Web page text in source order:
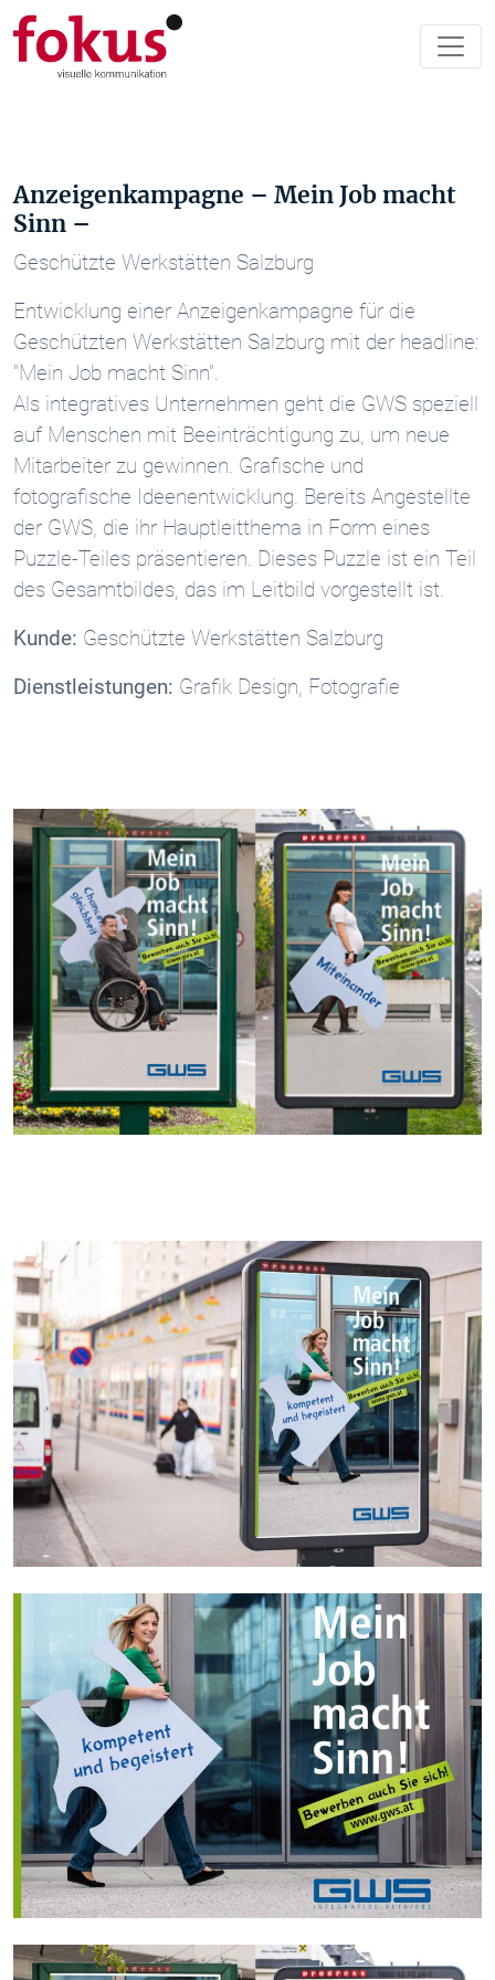
Anzeigenkampagne – Mein Job macht
Sinn –
Geschützte Werkstätten Salzburg
Entwicklung einer Anzeigenkampagne für die
Geschützten Werkstätten Salzburg mit der headline:
"Mein Job macht Sinn".
Als integratives Unternehmen geht die GWS speziell
auf Menschen mit Beeinträchtigung zu, um neue
Mitarbeiter zu gewinnen. Grafische und
fotografische Ideenentwicklung. Bereits Angestellte
der GWS, die ihr Hauptleitthema in Form eines
Puzzle-Teiles präsentieren. Dieses Puzzle ist ein Teil
des Gesamtbildes, das im Leitbild vorgestellt ist.
Kunde: Geschützte Werkstätten Salzburg
Dienstleistungen: Grafik Design, Fotografie